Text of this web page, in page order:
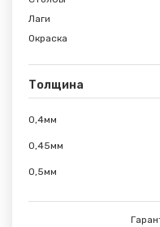
Лаги
Окраска
Толщина
0,4мм
0,45мм
0,5мм
Спасибо за